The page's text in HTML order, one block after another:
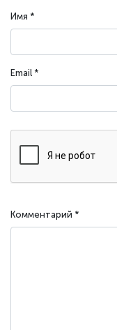
Имя *
Email *
Комментарий *